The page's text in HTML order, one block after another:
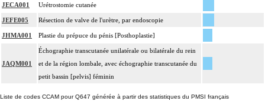
JECA001 Urétrostomie cutanée
JEFE005 Résection de valve de l'urètre, par endoscopie
JHMA001 Plastie du prépuce du pénis [Posthoplastie]
JAQM001
Échographie transcutanée unilatérale ou bilatérale du rein
et de la région lombale, avec échographie transcutanée du
petit bassin [pelvis] féminin
Liste de codes CCAM pour Q647 générée à partir des statistiques du PMSI français